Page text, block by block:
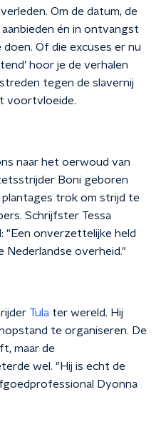
Om de datum, de
én in ontvangst
Of die excuses er nu
hoor je de verhalen
tegen de slavernij
voortvloeide.
naar het oerwoud van
Boni geboren
plantages trok om strijd te
Schrijfster Tessa
"Een onverzettelijke held
Nederlandse overheid."
Tula ter wereld. Hij
te organiseren. De
maar de
wel. "Hij is echt de
Dyonna